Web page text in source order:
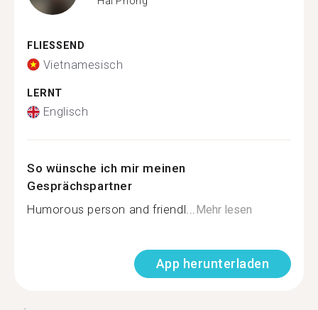
FLIESSEND
Vietnamesisch
LERNT
Englisch
So wünsche ich mir meinen
Gesprächspartner
Humorous person and friendl...Mehr lesen
App herunterladen